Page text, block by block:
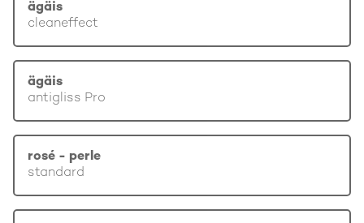
ägäis
cleaneffect
ägäis
antigliss Pro
rosé - perle
standard